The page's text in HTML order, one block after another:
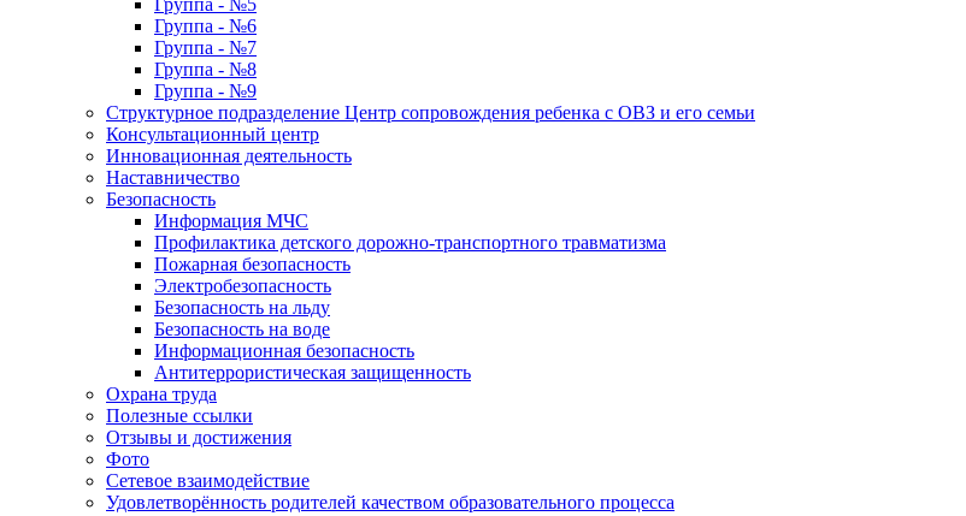
Группа - №5
Группа - №6
Группа - №7
Группа - №8
Группа - №9
Структурное подразделение Центр сопровождения ребенка с ОВЗ и его семьи
Консультационный центр
Инновационная деятельность
Наставничество
Безопасность
Информация МЧС
Профилактика детского дорожно-транспортного травматизма
Пожарная безопасность
Электробезопасность
Безопасность на льду
Безопасность на воде
Информационная безопасность
Антитеррористическая защищенность
Охрана труда
Полезные ссылки
Отзывы и достижения
Фото
Сетевое взаимодействие
Удовлетворённость родителей качеством образовательного процесса